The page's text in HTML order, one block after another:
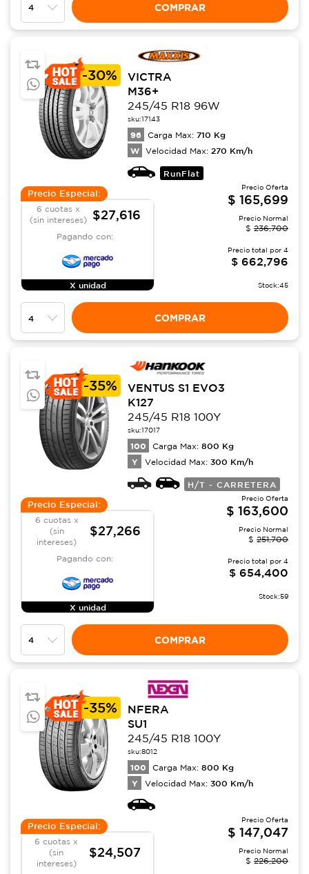
COMPRAR
-30%
VICTRA
M36+
245/45 R18 96W
sku:17143
96 Carga Max: 710 Kg
W Velocidad Max: 270 Km/h
RunFlat
Precio Especial:
6 cuotas x
(sin intereses)
$27,616
Pagando con:
X unidad
Precio Oferta
$ 165,699
Precio Normal
$ 236,700
Precio total por 4
$ 662,796
Stock:45
COMPRAR
-35%
VENTUS S1 EVO3
K127
245/45 R18 100Y
sku:17017
100 Carga Max: 800 Kg
Y Velocidad Max: 300 Km/h
H/T - CARRETERA
Precio Especial:
6 cuotas x
(sin
intereses)
$27,266
Pagando con:
X unidad
Precio Oferta
$ 163,600
Precio Normal
$ 251,700
Precio total por 4
$ 654,400
Stock:59
COMPRAR
-35%
NFERA
SU1
245/45 R18 100Y
sku:8012
100 Carga Max: 800 Kg
Y Velocidad Max: 300 Km/h
Precio Especial:
6 cuotas x
(sin
intereses)
$24,507
Precio Oferta
$ 147,047
Precio Normal
$ 226,200